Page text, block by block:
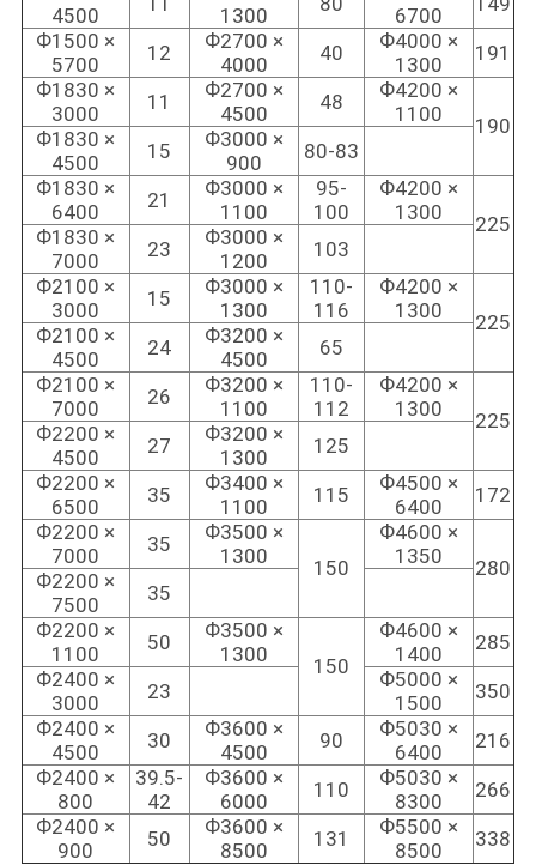
4500
1300
6700
Ф1500 ×
5700
12
Ф2700 ×
4000
40
Ф4000 ×
1300
191
Ф1830 ×
3000
11
Ф2700 ×
4500
48
Ф4200 ×
1100
190
Ф1830 ×
4500
15
Ф3000 ×
900
80-83
Ф1830 ×
6400
21
Ф3000 ×
1100
95-
100
Ф4200 ×
1300
225
Ф1830 ×
7000
23
Ф3000 ×
1200
103
Ф2100 ×
3000
15
Ф3000 ×
1300
110-
116
Ф4200 ×
1300
225
Ф2100 ×
4500
24
Ф3200 ×
4500
65
Ф2100 ×
7000
26
Ф3200 ×
1100
110-
112
Ф4200 ×
1300
225
Ф2200 ×
4500
27
Ф3200 ×
1300
125
Ф2200 ×
6500
35
Ф3400 ×
1100
115
Ф4500 ×
6400
172
Ф2200 ×
7000
35
Ф3500 ×
1300
150
Ф4600 ×
1350
280
Ф2200 ×
7500
35
Ф2200 ×
1100
50
Ф3500 ×
1300
150
Ф4600 ×
1400
285
Ф2400 ×
3000
23
Ф5000 ×
1500
350
Ф2400 ×
4500
30
Ф3600 ×
4500
90
Ф5030 ×
6400
216
Ф2400 ×
800
39.5-
42
Ф3600 ×
6000
110
Ф5030 ×
8300
266
Ф2400 ×
900
50
Ф3600 ×
8500
131
Ф5500 ×
8500
338